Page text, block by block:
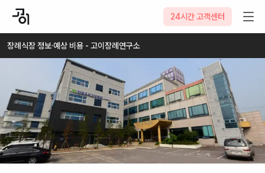
24시간 고객센터
2026-08-07
장례식장 정보·예상 비용 - 고이장례연구소